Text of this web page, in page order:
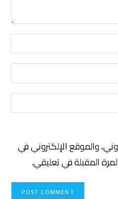
والموقع الإلكتروني في
المقبلة في تعليقي.